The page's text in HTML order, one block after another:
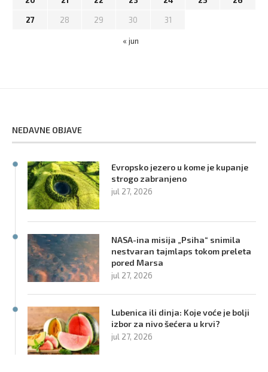
27 28 29 30 31
« jun
NEDAVNE OBJAVE
Evropsko jezero u kome je kupanje
strogo zabranjeno
jul 27, 2026
NASA-ina misija „Psiha“ snimila
nestvaran tajmlaps tokom preleta
pored Marsa
jul 27, 2026
Lubenica ili dinja: Koje voće je bolji
izbor za nivo šećera u krvi?
jul 27, 2026